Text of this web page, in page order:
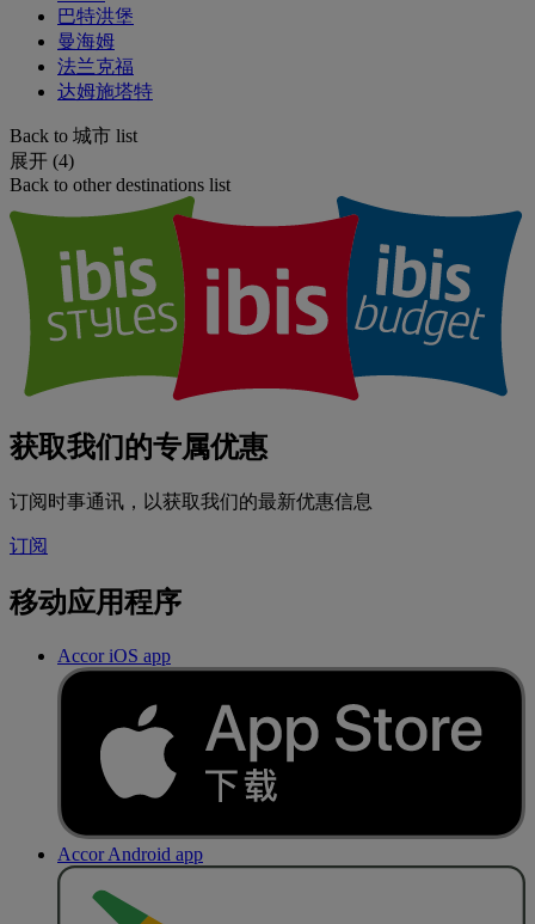
巴特洪堡
曼海姆
法兰克福
达姆施塔特
Back to 城市 list
展开 (4)
Back to other destinations list
获取我们的专属优惠
订阅时事通讯，以获取我们的最新优惠信息
订阅
移动应用程序
Accor iOS app
Accor Android app